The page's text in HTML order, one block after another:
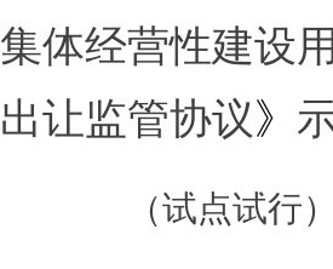
集体经营性建设
出让监管协议》
（试点试行）